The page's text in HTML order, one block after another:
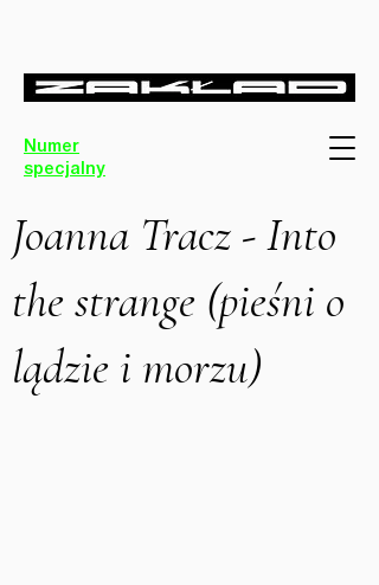
Numer
specjalny
Joanna Tracz - Into
the strange (pieśni o
lądzie i morzu)